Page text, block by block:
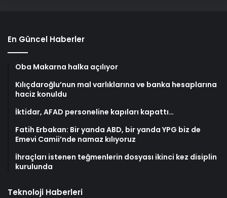
En Güncel Haberler
Oba Makarna halka açılıyor
Kılıçdaroğlu’nun mal varlıklarına ve banka hesaplarına
haciz konuldu
İktidar, AFAD personeline kapıları kapattı…
Fatih Erbakan: Bir yanda ABD, bir yanda YPG biz de
Emevi Camii’nde namaz kılıyoruz
İhraçları istenen teğmenlerin dosyası ikinci kez disiplin
kurulunda
Teknoloji Haberleri